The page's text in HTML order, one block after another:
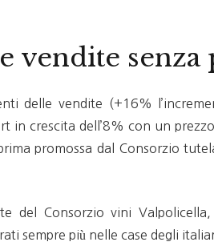
vendite senza
delle vendite (+16%
crescita dell’8% con un
promossa dal Consorzio
del Consorzio vini
sempre più nelle case degli